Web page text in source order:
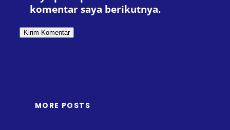
komentar saya berikutnya.
MORE POSTS